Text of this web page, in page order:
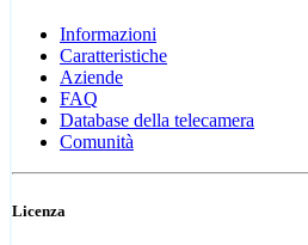
Informazioni
Caratteristiche
Aziende
FAQ
Database della telecamera
Comunità
Licenza